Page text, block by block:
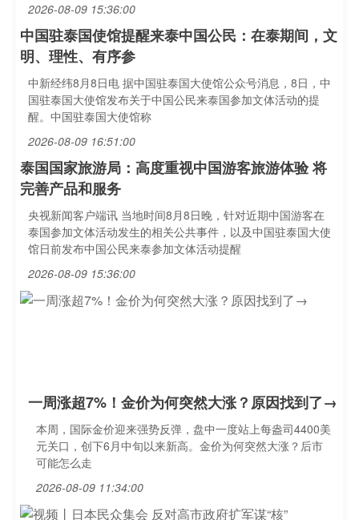
2026-08-09 15:36:00
中国驻泰国使馆提醒来泰中国公民：在泰期间，文
明、理性、有序参
中新经纬8月8日电 据中国驻泰国大使馆公众号消息，8日，中
国驻泰国大使馆发布关于中国公民来泰国参加文体活动的提
醒。中国驻泰国大使馆称
2026-08-09 16:51:00
泰国国家旅游局：高度重视中国游客旅游体验 将
完善产品和服务
央视新闻客户端讯 当地时间8月8日晚，针对近期中国游客在
泰国参加文体活动发生的相关公共事件，以及中国驻泰国大使
馆日前发布中国公民来泰参加文体活动提醒
2026-08-09 15:36:00
一周涨超7%！金价为何突然大涨？原因找到了→
本周，国际金价迎来强势反弹，盘中一度站上每盎司4400美
元关口，创下6月中旬以来新高。金价为何突然大涨？后市
可能怎么走
2026-08-09 11:34:00